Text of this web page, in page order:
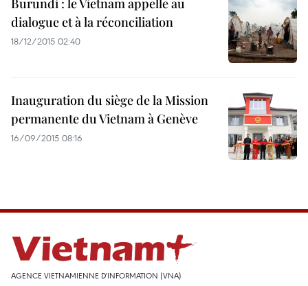
Burundi : le Vietnam appelle au
dialogue et à la réconciliation
18/12/2015 02:40
Inauguration du siège de la Mission
permanente du Vietnam à Genève
16/09/2015 08:16
AGENCE VIETNAMIENNE D'INFORMATION (VNA)